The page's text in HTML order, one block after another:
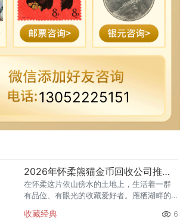
13052225151
2026年怀柔熊猫金币回收公司推荐 怀柔回收熊猫金币渠道
在怀柔这片依山傍水的土地上，生活着一群
有品位、有眼光的收藏爱好者。雁栖湖畔的
红螺寺的香火绵延不绝——怀柔的藏家群体
收藏经典 6